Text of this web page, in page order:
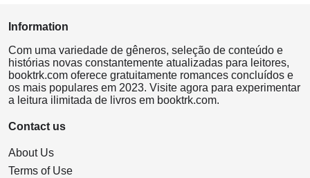
Information
Com uma variedade de gêneros, seleção de conteúdo e
histórias novas constantemente atualizadas para leitores,
booktrk.com oferece gratuitamente romances concluídos e
os mais populares em 2023. Visite agora para experimentar
a leitura ilimitada de livros em booktrk.com.
Contact us
About Us
Terms of Use